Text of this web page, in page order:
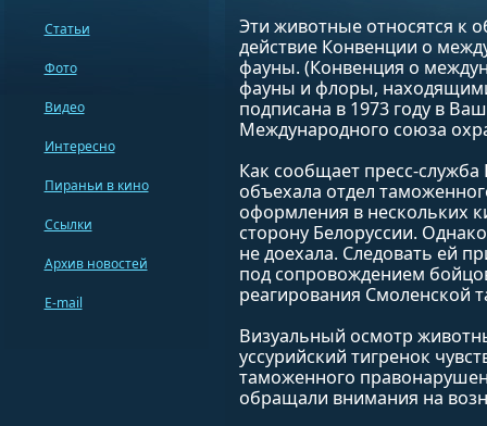
Эти животные относятся к
действие Конвенции о
фауны. (Конвенция о
фауны и флоры,
подписана в 1973 году в
Международного союза
Как сообщает пресс-
объехала отдел
оформления в нескольких
сторону Белоруссии.
не доехала. Следовать ей
под сопровождением
реагирования Смоленской
Визуальный осмотр
уссурийский тигренок
таможенного
обращали внимания на
Статьи
Фото
Видео
Интересно
Пираньи в кино
Ссылки
Архив новостей
E-mail